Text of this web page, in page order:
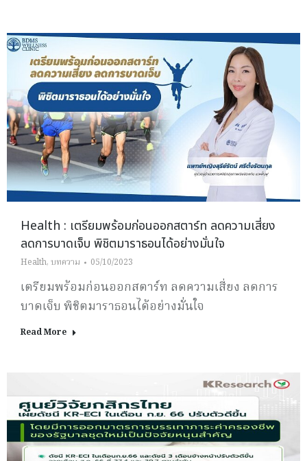
Health : เตรียมพร้อมก่อนออกสตาร์ท ลดความเสี่ยง
ลดการบาดเจ็บ พิชิตมาราธอนได้อย่างมั่นใจ
Health, บทความ 05/10/2023
เตรียมพร้อมก่อนออกสตาร์ท ลดความเสี่ยง ลดการ
บาดเจ็บ พิชิตมาราธอนได้อย่างมั่นใจ
Read More